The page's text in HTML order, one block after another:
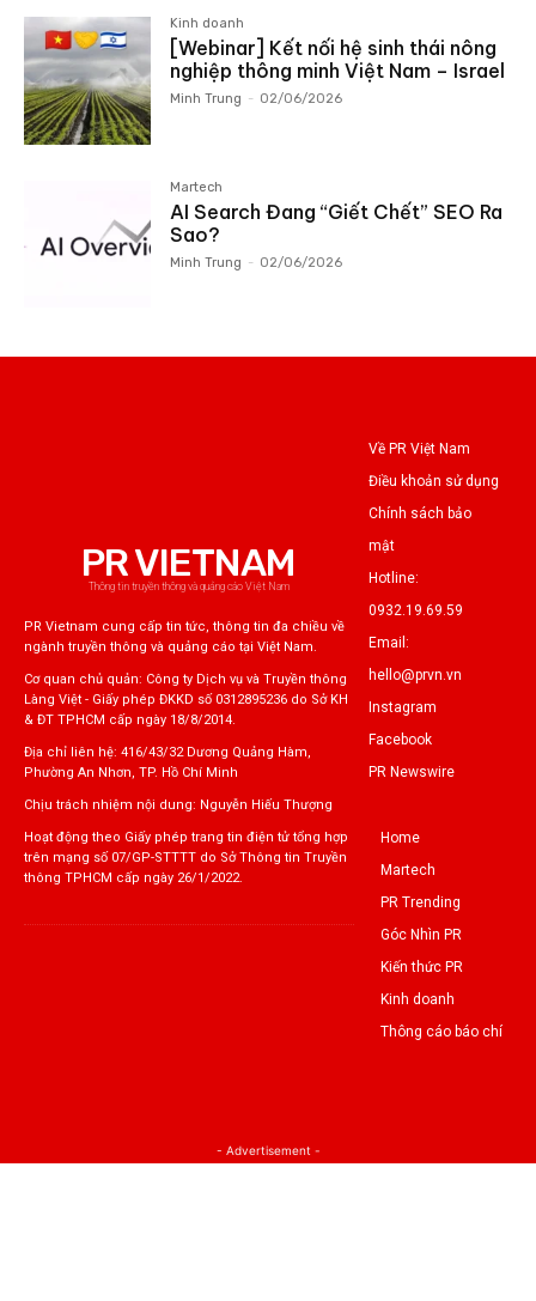
Kinh doanh
[Webinar] Kết nối hệ sinh thái nông
nghiệp thông minh Việt Nam – Israel
Minh Trung - 02/06/2026
Martech
AI Search Đang “Giết Chết” SEO Ra
Sao?
Minh Trung - 02/06/2026
PR VIETNAM
Thông tin truyền thông và quảng cáo Việt Nam
PR Vietnam cung cấp tin tức, thông tin đa chiều về
ngành truyền thông và quảng cáo tại Việt Nam.
Cơ quan chủ quản: Công ty Dịch vụ và Truyền thông
Làng Việt - Giấy phép ĐKKD số 0312895236 do Sở KH
& ĐT TPHCM cấp ngày 18/8/2014.
Địa chỉ liên hệ: 416/43/32 Dương Quảng Hàm,
Phường An Nhơn, TP. Hồ Chí Minh
Chịu trách nhiệm nội dung: Nguyễn Hiếu Thượng
Hoạt động theo Giấy phép trang tin điện tử tổng hợp
trên mạng số 07/GP-STTTT do Sở Thông tin Truyền
thông TPHCM cấp ngày 26/1/2022.
Về PR Việt Nam
Điều khoản sử dụng
Chính sách bảo
mật
Hotline:
0932.19.69.59
Email:
hello@prvn.vn
Instagram
Facebook
PR Newswire
Home
Martech
PR Trending
Góc Nhìn PR
Kiến thức PR
Kinh doanh
Thông cáo báo chí
- Advertisement -